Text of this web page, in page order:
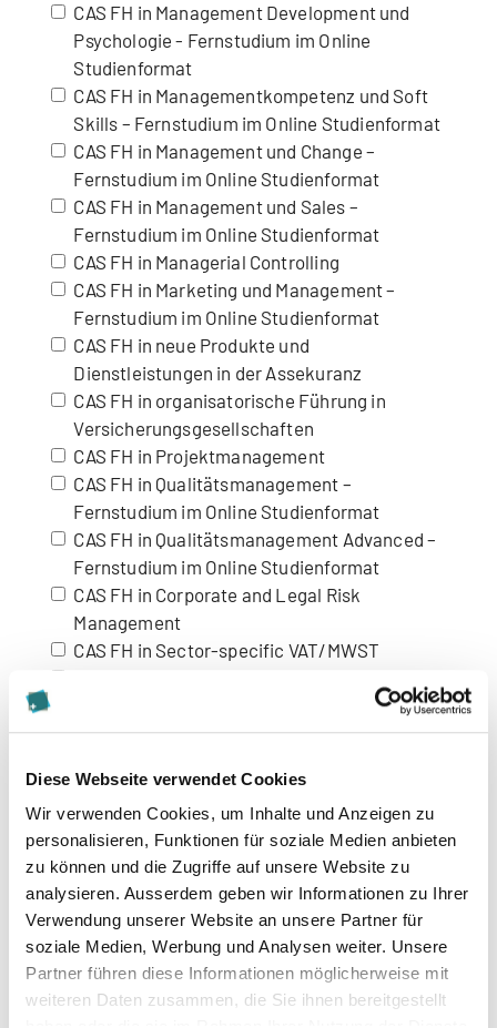
Diese Webseite verwendet Cookies
Wir verwenden Cookies, um Inhalte und Anzeigen zu
personalisieren, Funktionen für soziale Medien anbieten
zu können und die Zugriffe auf unsere Website zu
analysieren. Ausserdem geben wir Informationen zu Ihrer
Verwendung unserer Website an unsere Partner für
soziale Medien, Werbung und Analysen weiter. Unsere
Partner führen diese Informationen möglicherweise mit
weiteren Daten zusammen, die Sie ihnen bereitgestellt
CAS FH in Management Development und
Psychologie - Fernstudium im Online
Studienformat
CAS FH in Managementkompetenz und Soft
Skills – Fernstudium im Online Studienformat
CAS FH in Management und Change –
Fernstudium im Online Studienformat
CAS FH in Management und Sales –
Fernstudium im Online Studienformat
CAS FH in Managerial Controlling
CAS FH in Marketing und Management –
Fernstudium im Online Studienformat
CAS FH in neue Produkte und
Dienstleistungen in der Assekuranz
CAS FH in organisatorische Führung in
Versicherungsgesellschaften
CAS FH in Projektmanagement
CAS FH in Qualitätsmanagement –
Fernstudium im Online Studienformat
CAS FH in Qualitätsmanagement Advanced –
Fernstudium im Online Studienformat
CAS FH in Corporate and Legal Risk
Management
CAS FH in Sector-specific VAT/MWST
CAS FH in Strategic Corporate Finance
CAS FH in Strategic Office Management
Unternehmensführung - Fernstudium im
Online Studienformat
CAS FH in Strategischem Management
CAS FH in Supply Chain and Logistics
Management
CAS FH in Swiss VAT/MWST
CAS FH in Systemischem Coaching isi
CAS FH in Systemischer
Organisationsberatung isi